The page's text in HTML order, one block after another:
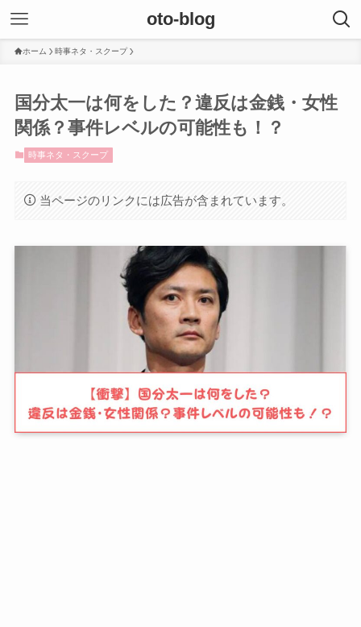
oto-blog
ホーム 時事ネタ・スクープ
国分太一は何をした？違反は金銭・女性
関係？事件レベルの可能性も！？
時事ネタ・スクープ
当ページのリンクには広告が含まれています。